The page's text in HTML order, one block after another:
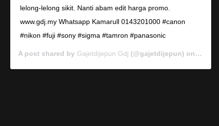
lelong-lelong sikit. Nanti abam edit harga promo.
www.gdj.my Whatsapp Kamarull 0143201000 #canon
#nikon #fuji #sony #sigma #tamron #panasonic
A post shared by Gajetdijepun Gdj (@gajetdijepun) on Jan 7,